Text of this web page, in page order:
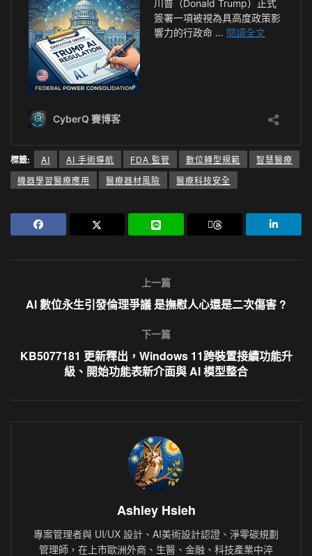
標籤: AI AI 手術導航 FDA 監管 數位轉型規範
智慧醫療
機器學習醫療應用
醫療器材風險 醫療科技安全
上一篇
AI 數位永生引發倫理爭議 是撫慰人心還是二次傷害 ?
下一篇
KB5077181 更新釋出，Windows 11跨裝置接續功能升
級、開始功能表新介面與 AI 模型整合
Ashley Hsieh
專案管理者與 UI/UX 設計、AI美術設計認證、淨零碳規劃
管理師，在上市歐洲外商、生醫、金融、科技產業中淬